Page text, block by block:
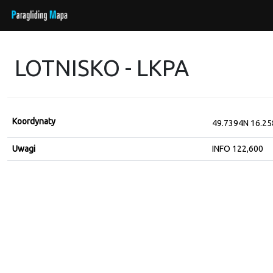
LOTNISKO - LKPA
Koordynaty 49.7394N
Uwagi INFO 122,600